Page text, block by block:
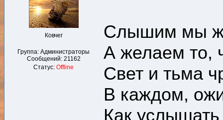
Ковчег
Группа: Администраторы
Сообщений: 21162
Статус: Offline
Слышим мы
А желаем то,
Свет и тьма
В каждом,
Как